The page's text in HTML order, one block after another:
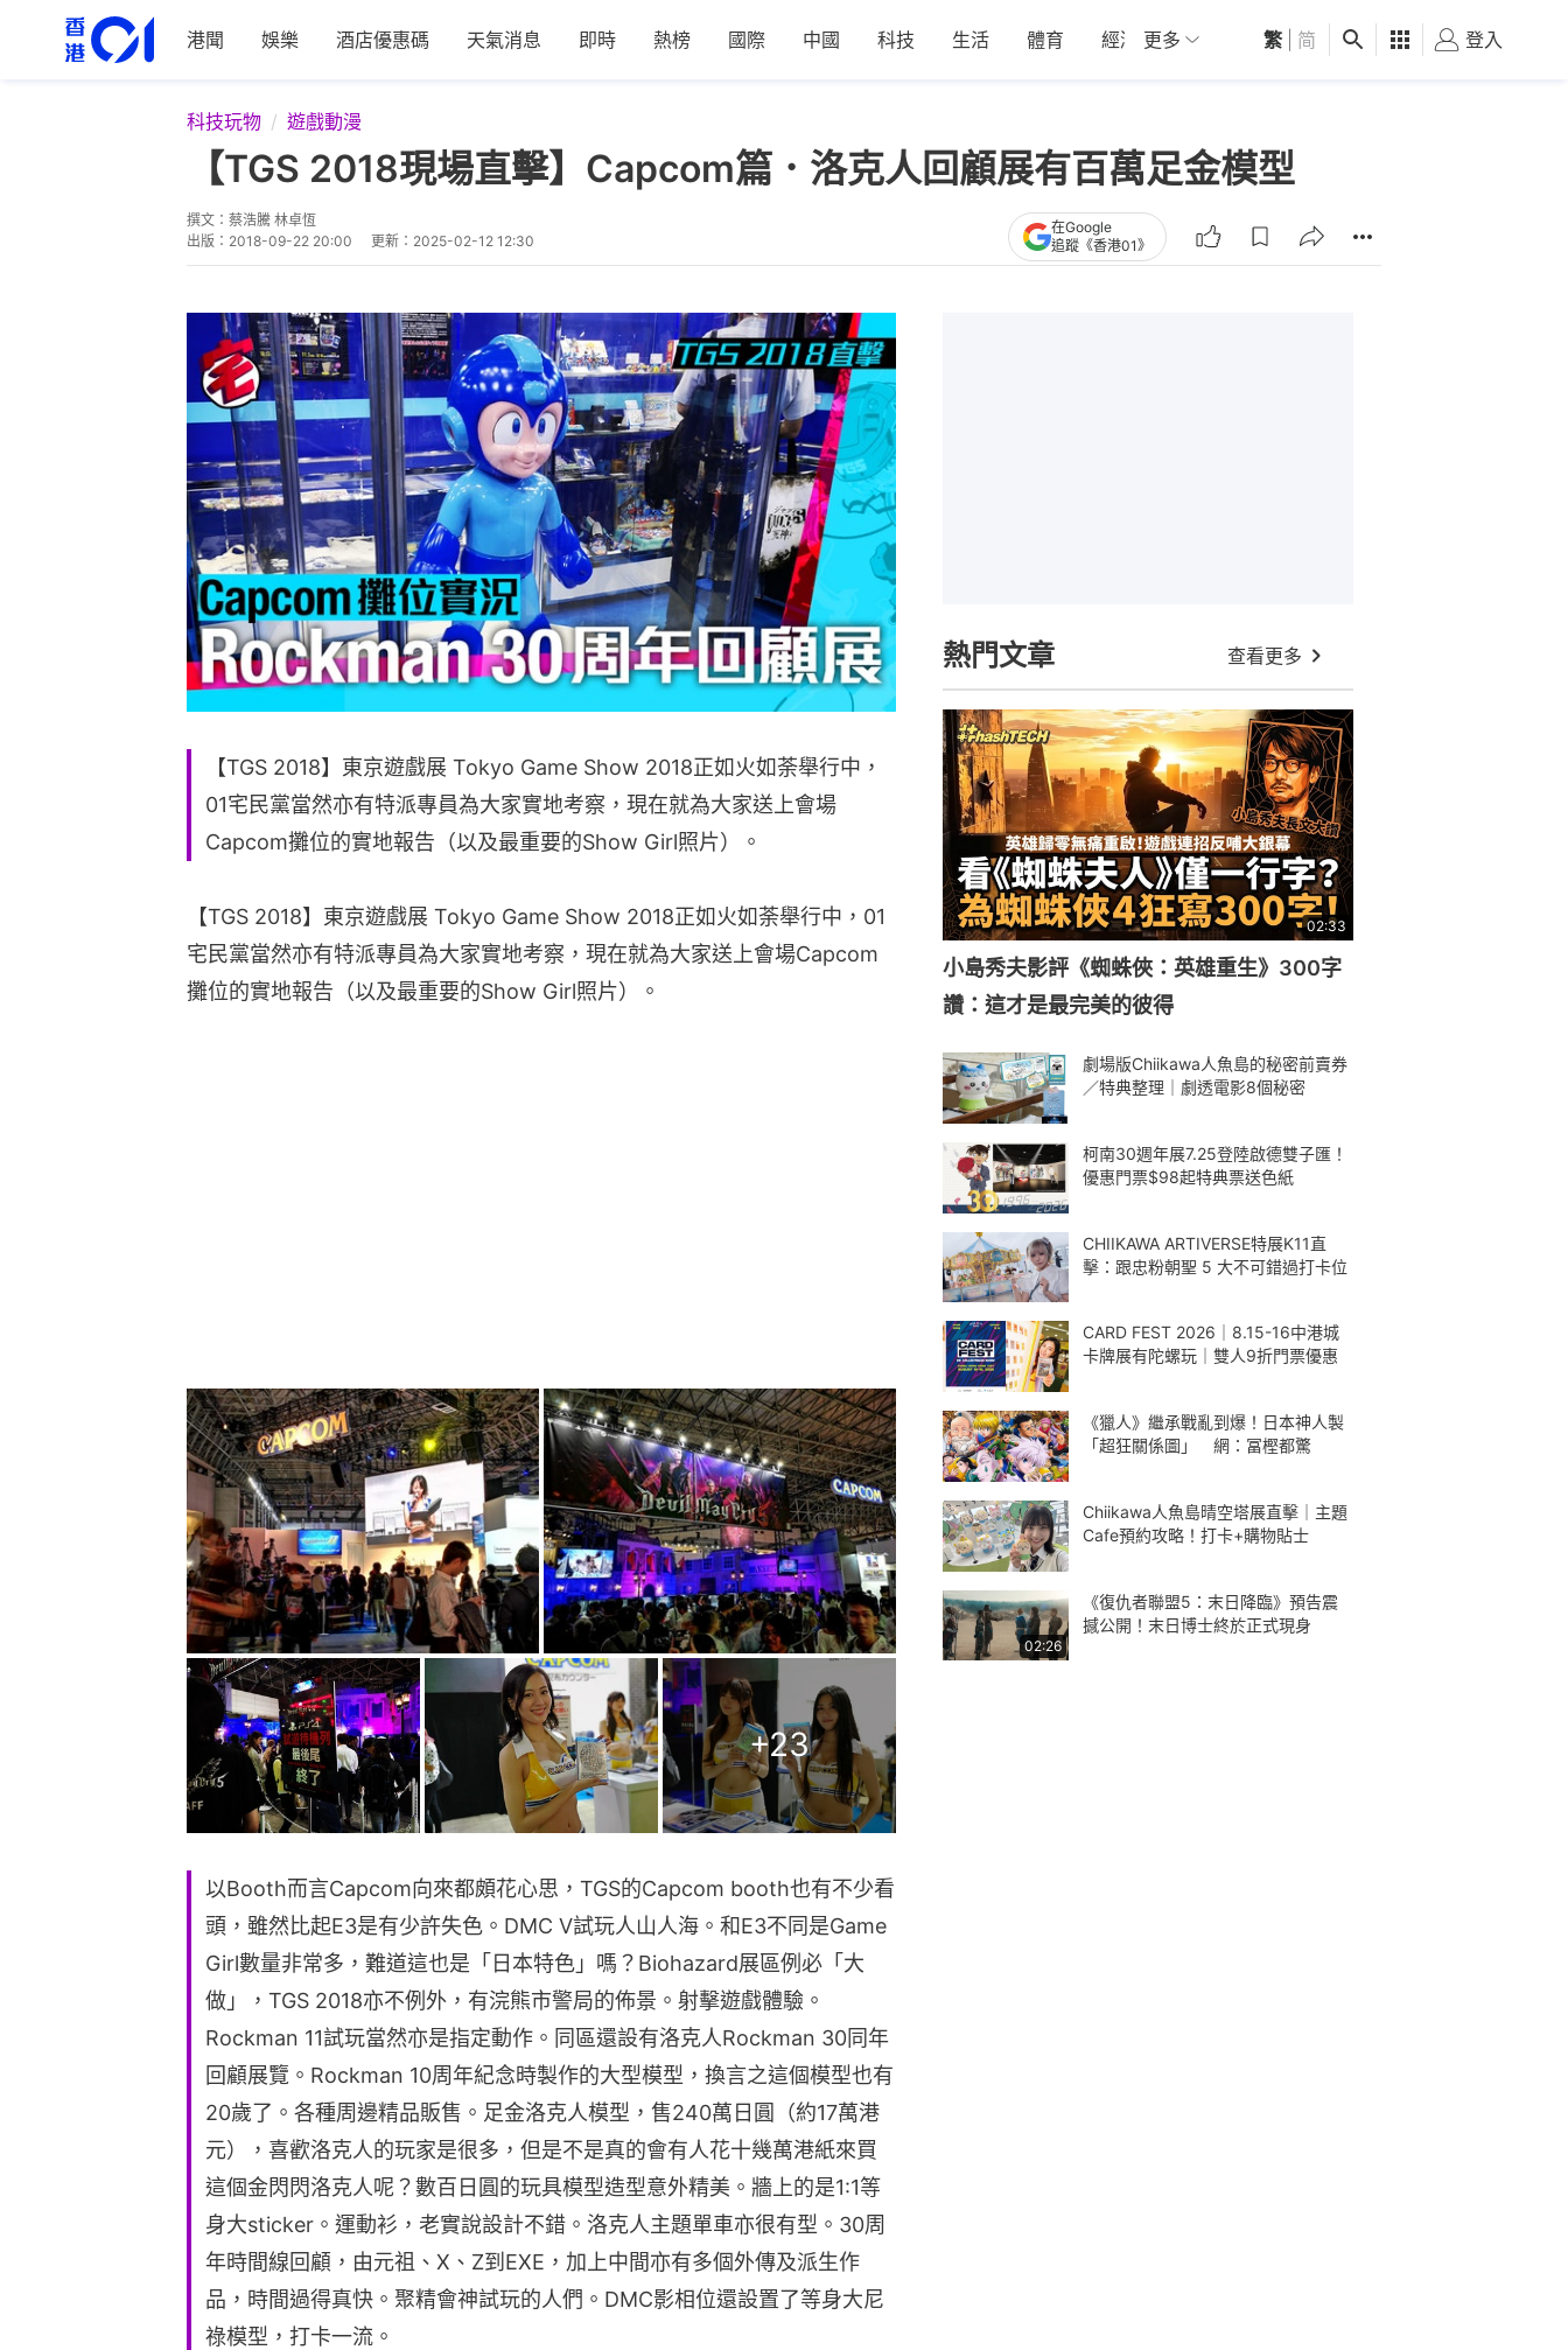
港聞 娛樂 酒店優惠碼 天氣消息 即時 熱榜 國際 中國 科技 生活 體育 經濟 01深圳 觀點 健康 好食玩飛
更多 繁 简 登入
科技玩物 遊戲動漫
【TGS 2018現場直擊】Capcom篇．洛克人回顧展有百萬足金模型
撰文： 蔡浩騰 林卓恆
出版： 2018-09-22 20:00 更新： 2025-02-12 12:30
在Google
追蹤《香港01》
【TGS 2018】東京遊戲展 Tokyo Game Show 2018正如火如荼舉行中，
01宅民黨當然亦有特派專員為大家實地考察，現在就為大家送上會場
Capcom攤位的實地報告（以及最重要的Show Girl照片）。
【TGS 2018】東京遊戲展 Tokyo Game Show 2018正如火如荼舉行中，01
宅民黨當然亦有特派專員為大家實地考察，現在就為大家送上會場Capcom
攤位的實地報告（以及最重要的Show Girl照片）。
+23
以Booth而言Capcom向來都頗花心思，TGS的Capcom booth也有不少看
頭，雖然比起E3是有少許失色。DMC V試玩人山人海。和E3不同是Game
Girl數量非常多，難道這也是「日本特色」嗎？Biohazard展區例必「大
做」，TGS 2018亦不例外，有浣熊市警局的佈景。射擊遊戲體驗。
Rockman 11試玩當然亦是指定動作。同區還設有洛克人Rockman 30同年
回顧展覽。Rockman 10周年紀念時製作的大型模型，換言之這個模型也有
20歲了。各種周邊精品販售。足金洛克人模型，售240萬日圓（約17萬港
元），喜歡洛克人的玩家是很多，但是不是真的會有人花十幾萬港紙來買
這個金閃閃洛克人呢？數百日圓的玩具模型造型意外精美。牆上的是1:1等
身大sticker。運動衫，老實說設計不錯。洛克人主題單車亦很有型。30周
年時間線回顧，由元祖、X、Z到EXE，加上中間亦有多個外傳及派生作
品，時間過得真快。聚精會神試玩的人們。DMC影相位還設置了等身大尼
祿模型，打卡一流。
熱門文章 查看更多
02:33
小島秀夫影評《蜘蛛俠：英雄重生》300字
讚：這才是最完美的彼得
劇場版Chiikawa人魚島的秘密前賣券
／特典整理｜劇透電影8個秘密
柯南30週年展7.25登陸啟德雙子匯！
優惠門票$98起特典票送色紙
CHIIKAWA ARTIVERSE特展K11直
擊：跟忠粉朝聖 5 大不可錯過打卡位
CARD FEST 2026｜8.15-16中港城
卡牌展有陀螺玩｜雙人9折門票優惠
《獵人》繼承戰亂到爆！日本神人製
「超狂關係圖」 網：冨樫都驚
Chiikawa人魚島晴空塔展直擊｜主題
Cafe預約攻略！打卡+購物貼士
02:26
《復仇者聯盟5：末日降臨》預告震
撼公開！末日博士終於正式現身